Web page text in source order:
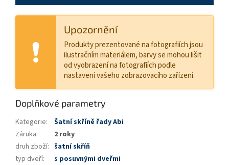
Upozornění
Produkty prezentované na fotografiích jsou
ilustračním materiálem, barvy se mohou lišit
od vyobrazení na fotografiích podle
nastavení vašeho zobrazovacího zařízení.
Doplňkové parametry
Kategorie:
Šatní skříně řady Abi
Záruka:
2 roky
druh zboží: šatní skříň
typ dveří:
s posuvnými dveřmi